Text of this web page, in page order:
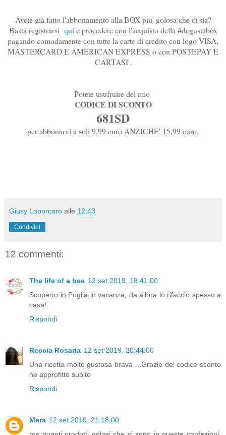
Avete già fatto l'abbonamento alla BOX piu' golosa che ci sia?
Basta registrarsi quie procedere con l'acquisto della #degustabox
pagando comodamente con tutte la carte di credito con logo VISA,
MASTERCARD E AMERICAN EXPRESS o con POSTEPAY E
CARTASI'.
Potete usufruire del mio
CODICE DI SCONTO
681SD
per abbonarvi a soli 9,99 euro ANZICHE' 15,99 euro.
Giusy Loporcaro alle 12:43
Condividi
12 commenti:
The life of a bee 12 set 2019, 18:41:00
Scoperto in Puglia in vacanza, da allora lo rifaccio spesso a
casa!
Rispondi
Reccia Rosaria 12 set 2019, 20:44:00
Una ricetta molto gustosa brava ...Grazie del codice sconto
ne approfitto subito
Rispondi
Mara 12 set 2019, 21:18:00